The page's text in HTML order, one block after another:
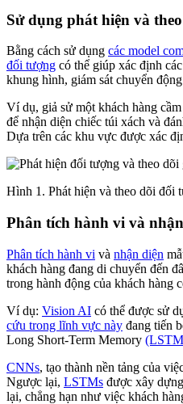
Sử dụng phát hiện và
Bằng cách sử dụng các model
đối tượng có thể giúp xác định
khung hình, giám sát chuyển
Ví dụ, giả sử một khách hàng
để nhận diện chiếc túi xách và
Dựa trên các khu vực được xác
Hình 1. Phát hiện và theo dõi đối
Phân tích hành vi và
Phân tích hành vi và nhận diện
khách hàng đang di chuyển đến
trong hành động của khách hàng
Ví dụ: Vision AI có thể được sử
cứu trong lĩnh vực này đang tiến
Long Short-Term Memory
CNNs, tạo thành nền tảng của
Ngược lại, LSTMs được xây
lại, chẳng hạn như việc khách